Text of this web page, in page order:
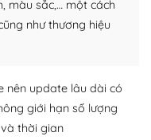
đều có thể dễ
cấp khoảng 60%
màu sắc,… một cách
như thương hiệu
nên update lâu dài có
giới hạn số lượng
thời gian